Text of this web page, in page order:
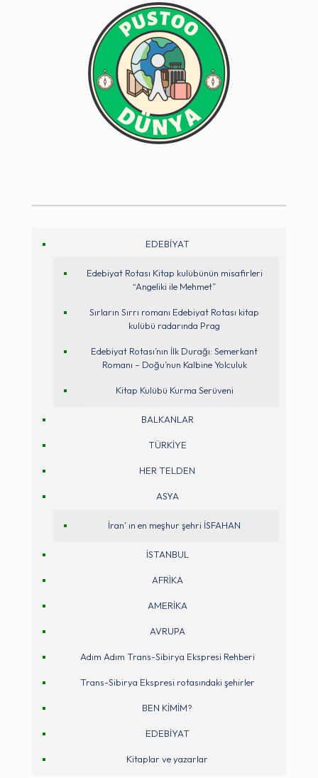
EDEBİYAT
Edebiyat Rotası Kitap kulübünün misafirleri
“Angeliki ile Mehmet”
Sırların Sırrı romanı Edebiyat Rotası kitap
kulübü radarında Prag
Edebiyat Rotası’nın İlk Durağı: Semerkant
Romanı – Doğu’nun Kalbine Yolculuk
Kitap Kulübü Kurma Serüveni
BALKANLAR
TÜRKİYE
HER TELDEN
ASYA
İran’ ın en meşhur şehri İSFAHAN
İSTANBUL
AFRİKA
AMERİKA
AVRUPA
Adım Adım Trans-Sibirya Ekspresi Rehberi
Trans-Sibirya Ekspresi rotasındaki şehirler
BEN KİMİM?
EDEBİYAT
Kitaplar ve yazarlar